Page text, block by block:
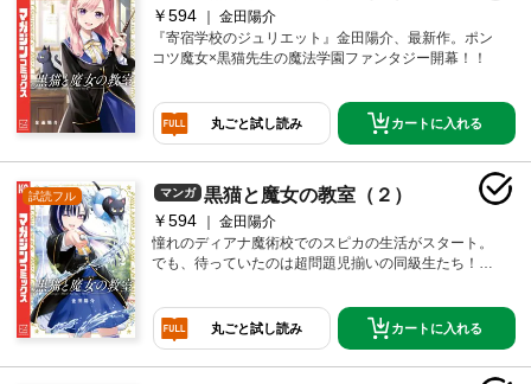
￥594
金田陽介
『寄宿学校のジュリエット』金田陽介、最新作。ポン
コツ魔女×黒猫先生の魔法学園ファンタジー開幕！！
丸ごと試し読み カートに入れる
試読フル マンガ 黒猫と魔女の教室（２）
￥594
金田陽介
憧れのディアナ魔術校でのスピカの生活がスタート。
でも、待っていたのは超問題児揃いの同級生たち！個
丸ごと試し読み カートに入れる